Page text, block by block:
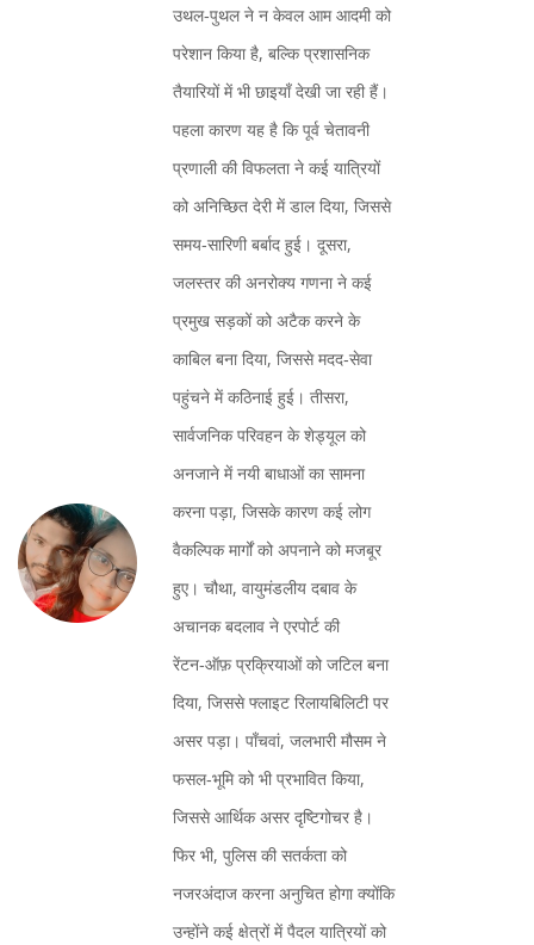
उथल‑पुथल ने न केवल आम आदमी को
परेशान किया है, बल्कि प्रशासनिक
तैयारियों में भी छाइयाँ देखी जा रही हैं।
पहला कारण यह है कि पूर्व चेतावनी
प्रणाली की विफलता ने कई यात्रियों
को अनिच्‍छित देरी में डाल दिया, जिससे
समय‑सारिणी बर्बाद हुई। दूसरा,
जलस्तर की अनरोक्य गणना ने कई
प्रमुख सड़कों को अटैक करने के
काबिल बना दिया, जिससे मदद‑सेवा
पहुंचने में कठिनाई हुई। तीसरा,
सार्वजनिक परिवहन के शेड्यूल को
अनजाने में नयी बाधाओं का सामना
करना पड़ा, जिसके कारण कई लोग
वैकल्पिक मार्गों को अपनाने को मजबूर
हुए। चौथा, वायुमंडलीय दबाव के
अचानक बदलाव ने एरपोर्ट की
रेंटन‑ऑफ़ प्रक्रियाओं को जटिल बना
दिया, जिससे फ्लाइट रिलायबिलिटी पर
असर पड़ा। पाँचवां, जलभारी मौसम ने
फसल‑भूमि को भी प्रभावित किया,
जिससे आर्थिक असर दृष्टिगोचर है।
फिर भी, पुलिस की सतर्कता को
नजरअंदाज करना अनुचित होगा क्योंकि
उन्होंने कई क्षेत्रों में पैदल यात्रियों को